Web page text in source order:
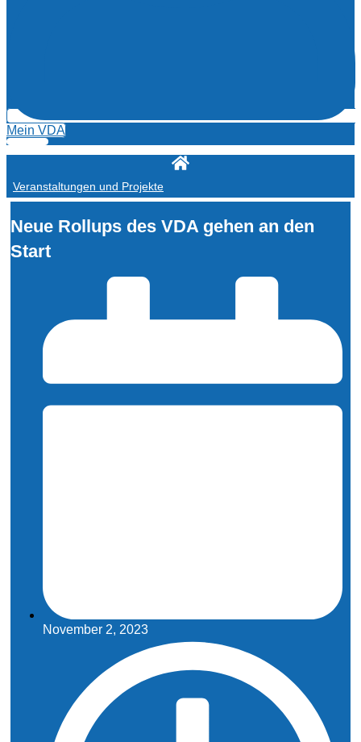
Mein VDA
Veranstaltungen und Projekte
Neue Rollups des VDA gehen an den
Start
November 2, 2023